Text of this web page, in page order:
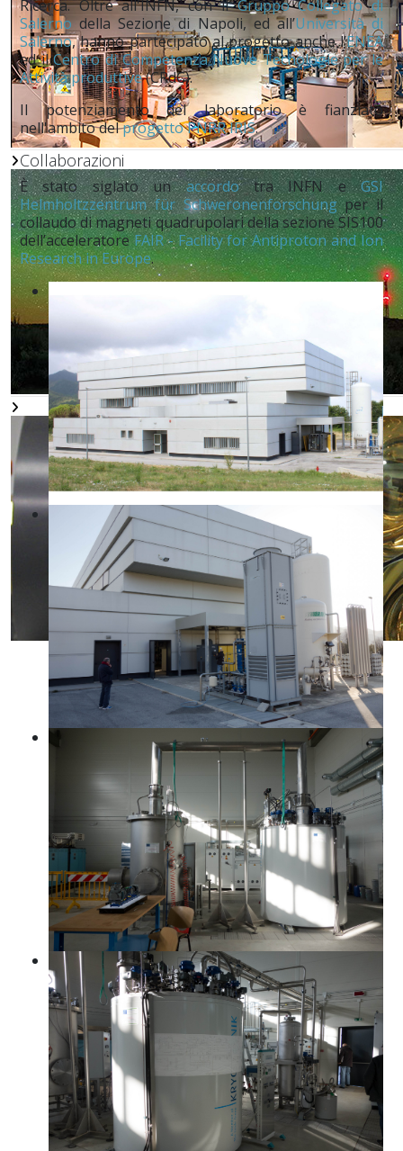
Ricerca. Oltre all'INFN, con ilGruppo Collegato di
Salernodella Sezione di Napoli, ed all’Università di
Salerno, hanno partecipato al progetto anche l’ENEA
ed ilCentro di Competenza Nuove Tecnologie per le
Attività produttive(CRdC).
Il potenziamento del laboratorio è fianziato
nell'ambito delprogetto PNRR IRIS.
Collaborazioni
È stato siglato unaccordotra INFN eGSI
Helmholtzzentrum für Schweronenforschungper il
collaudo di magneti quadrupolari della sezione SIS100
dell’acceleratoreFAIR - Facility for Antiproton and Ion
Research in Europe.